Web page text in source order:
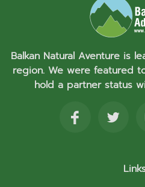
Balkan Natural Aventure is
region. We were featured
hold a partner status